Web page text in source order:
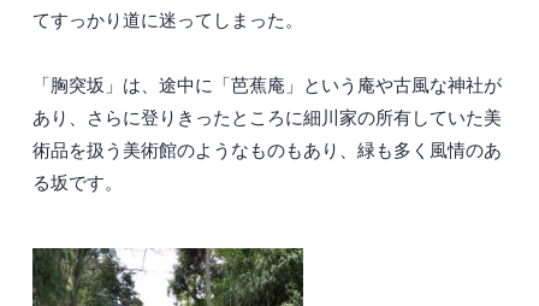
てすっかり道に迷ってしまった。
「胸突坂」は、途中に「芭蕉庵」という庵や古風な神社が
あり、さらに登りきったところに細川家の所有していた美
術品を扱う美術館のようなものもあり、緑も多く風情のあ
る坂です。